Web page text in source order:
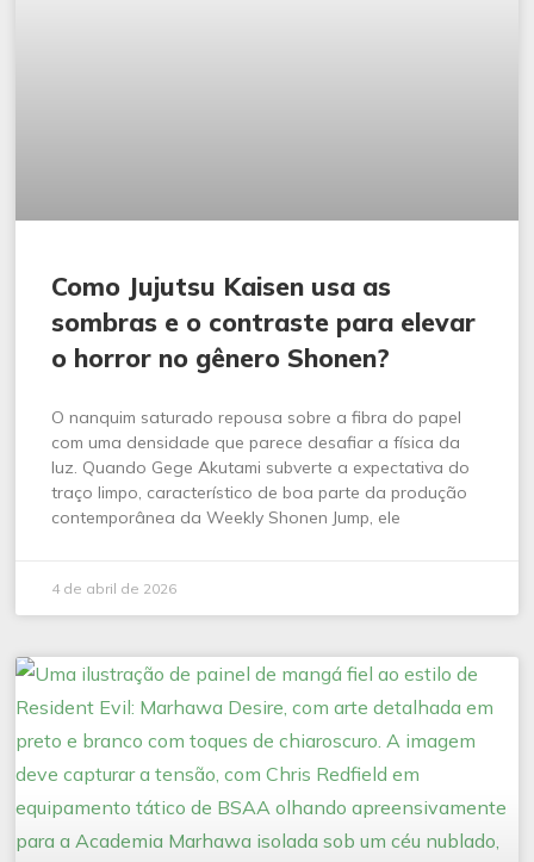
Como Jujutsu Kaisen usa as
sombras e o contraste para elevar
o horror no gênero Shonen?
O nanquim saturado repousa sobre a fibra do papel
com uma densidade que parece desafiar a física da
luz. Quando Gege Akutami subverte a expectativa do
traço limpo, característico de boa parte da produção
contemporânea da Weekly Shonen Jump, ele
4 de abril de 2026